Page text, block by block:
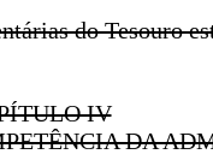
do Tesouro
IV
DA